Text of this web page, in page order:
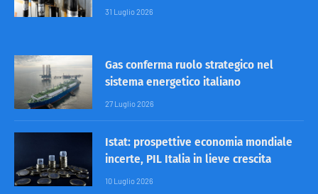
31 Luglio 2026
Gas conferma ruolo strategico nel
sistema energetico italiano
27 Luglio 2026
Istat: prospettive economia mondiale
incerte, PIL Italia in lieve crescita
10 Luglio 2026